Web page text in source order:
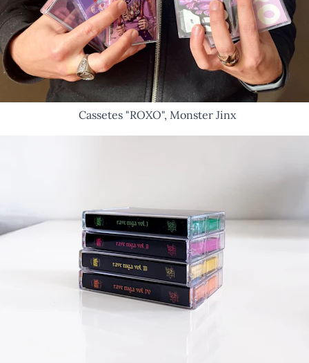
Cassetes "ROXO", Monster Jinx